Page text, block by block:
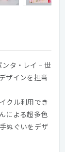
タ・レイ − 世
ザインを担当
クル利用でき
による超多色
ぬぐいをデザ